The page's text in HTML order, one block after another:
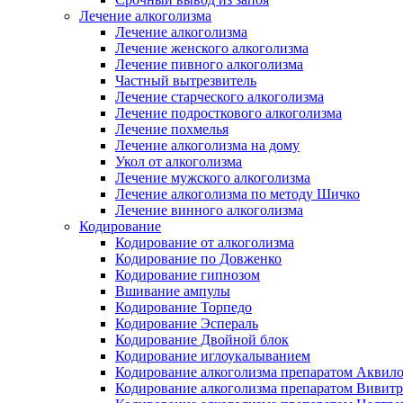
Лечение алкоголизма
Лечение алкоголизма
Лечение женского алкоголизма
Лечение пивного алкоголизма
Частный вытрезвитель
Лечение старческого алкоголизма
Лечение подросткового алкоголизма
Лечение похмелья
Лечение алкоголизма на дому
Укол от алкоголизма
Лечение мужского алкоголизма
Лечение алкоголизма по методу Шичко
Лечение винного алкоголизма
Кодирование
Кодирование от алкоголизма
Кодирование по Довженко
Кодирование гипнозом
Вшивание ампулы
Кодирование Торпедо
Кодирование Эспераль
Кодирование Двойной блок
Кодирование иглоукалыванием
Кодирование алкоголизма препаратом
Кодирование алкоголизма препаратом